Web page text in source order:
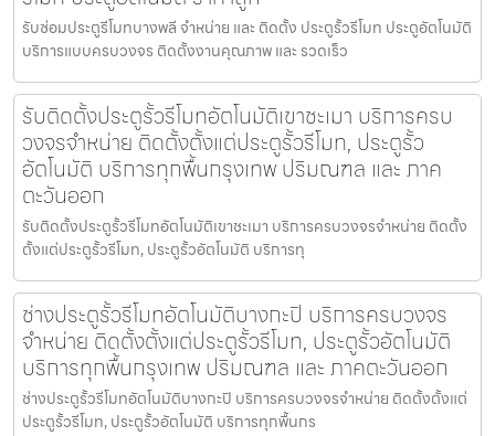
รับซ่อมประตูรีโมทบางพลี จำหน่าย และ ติดตั้ง ประตูรั้วรีโมท ประตูอัตโนมัติ
บริการแบบครบวงจร ติดตั้งงานคุณภาพ และ รวดเร็ว
รับติดตั้งประตูรั้วรีโมทอัตโนมัติเขาชะเมา บริการครบ
วงจรจำหน่าย ติดตั้งตั้งแต่ประตูรั้วรีโมท, ประตูรั้ว
อัตโนมัติ บริการทุกพื้นกรุงเทพ ปริมณฑล และ ภาค
ตะวันออก
รับติดตั้งประตูรั้วรีโมทอัตโนมัติเขาชะเมา บริการครบวงจรจำหน่าย ติดตั้ง
ตั้งแต่ประตูรั้วรีโมท, ประตูรั้วอัตโนมัติ บริการทุ
ช่างประตูรั้วรีโมทอัตโนมัติบางกะปิ บริการครบวงจร
จำหน่าย ติดตั้งตั้งแต่ประตูรั้วรีโมท, ประตูรั้วอัตโนมัติ
บริการทุกพื้นกรุงเทพ ปริมณฑล และ ภาคตะวันออก
ช่างประตูรั้วรีโมทอัตโนมัติบางกะปิ บริการครบวงจรจำหน่าย ติดตั้งตั้งแต่
ประตูรั้วรีโมท, ประตูรั้วอัตโนมัติ บริการทุกพื้นกร